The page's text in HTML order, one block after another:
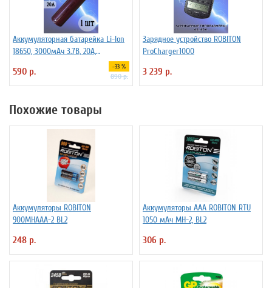
Аккумуляторная батарейка Li-Ion
18650, 3000мАч 3.7В, 20A,
высокомощный, незащищенный
590 р. -33 %
890 р.
Зарядное устройство ROBITON
ProCharger1000
3 239 р.
Похожие товары
Аккумуляторы ROBITON
900MHAAA-2 BL2
248 р.
Аккумуляторы ААА ROBITON RTU
1050 мАч MH-2, BL2
306 р.